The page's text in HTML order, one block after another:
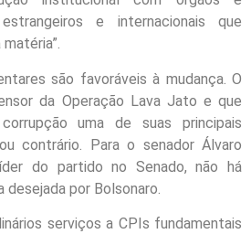
e internacionais que
são favoráveis à mudança. O
da Operação Lava Jato e que
uma de suas principais
contrário. Para o senador Álvaro
do partido no Senado, não há
por Bolsonaro.
serviços a CPIs fundamentais